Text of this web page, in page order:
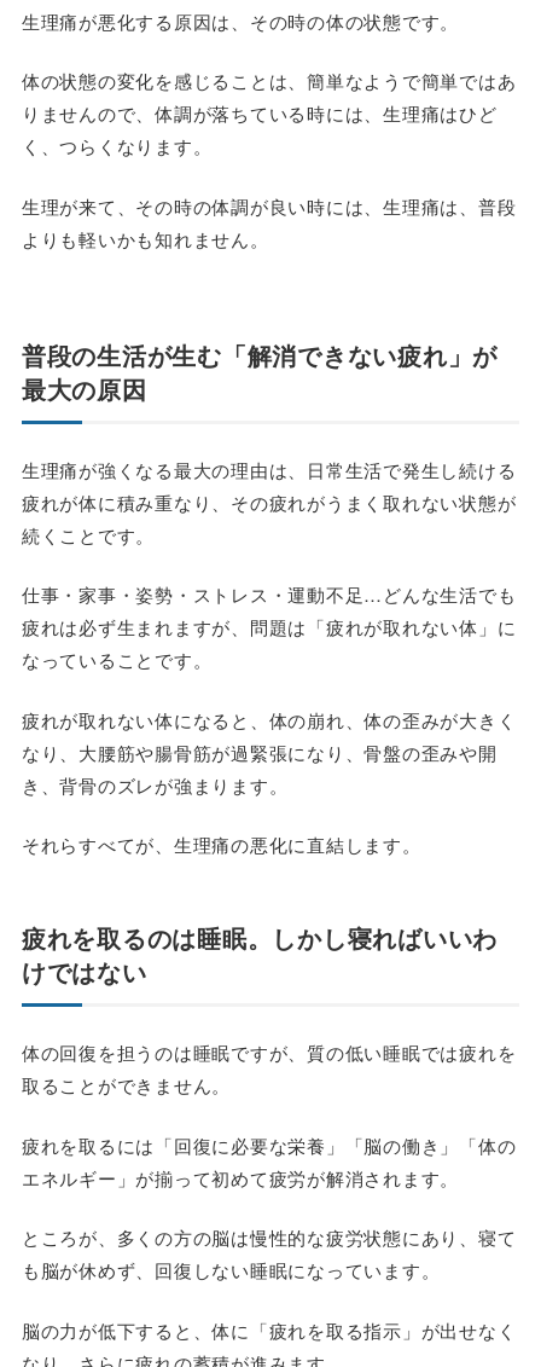
生理痛が悪化する原因は、その時の体の状態です。
体の状態の変化を感じることは、簡単なようで簡単ではあ
りませんので、体調が落ちている時には、生理痛はひど
く、つらくなります。
生理が来て、その時の体調が良い時には、生理痛は、普段
よりも軽いかも知れません。
普段の生活が生む「解消できない疲れ」が
最大の原因
生理痛が強くなる最大の理由は、日常生活で発生し続ける
疲れが体に積み重なり、その疲れがうまく取れない状態が
続くことです。
仕事・家事・姿勢・ストレス・運動不足…どんな生活でも
疲れは必ず生まれますが、問題は「疲れが取れない体」に
なっていることです。
疲れが取れない体になると、体の崩れ、体の歪みが大きく
なり、大腰筋や腸骨筋が過緊張になり、骨盤の歪みや開
き、背骨のズレが強まります。
それらすべてが、生理痛の悪化に直結します。
疲れを取るのは睡眠。しかし寝ればいいわ
けではない
体の回復を担うのは睡眠ですが、質の低い睡眠では疲れを
取ることができません。
疲れを取るには「回復に必要な栄養」「脳の働き」「体の
エネルギー」が揃って初めて疲労が解消されます。
ところが、多くの方の脳は慢性的な疲労状態にあり、寝て
も脳が休めず、回復しない睡眠になっています。
脳の力が低下すると、体に「疲れを取る指示」が出せなく